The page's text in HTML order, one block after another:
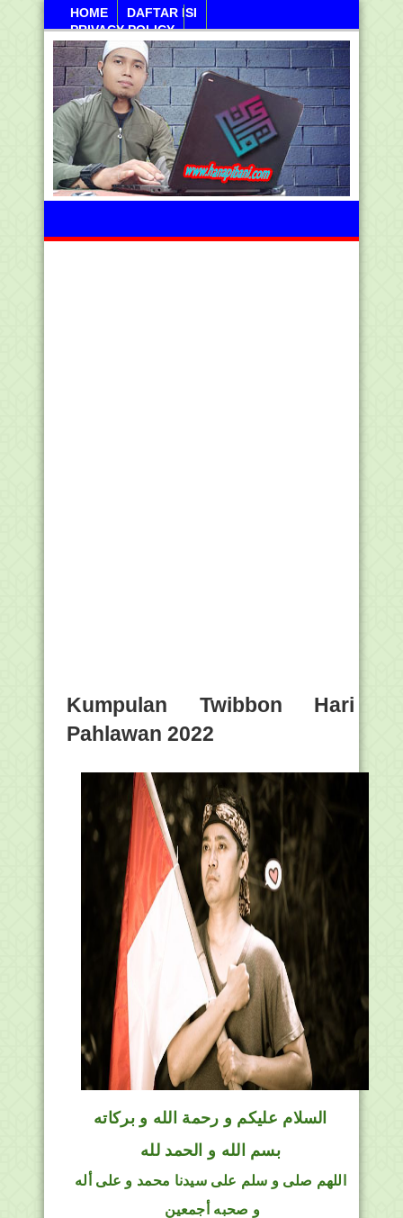
HOME
DAFTAR ISI
PRIVACY POLICY
Sabtu, 08 Agustus 2026
Kumpulan Twibbon Hari
Pahlawan 2022
السلام عليكم و رحمة الله و بركاته
بسم الله و الحمد لله
اللهم صلى و سلم على سيدنا محمد و على أله
و صحبه أجمعين